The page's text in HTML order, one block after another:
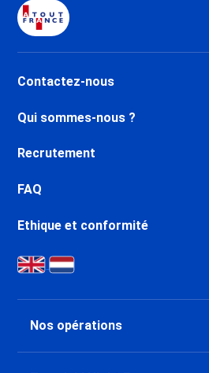
Dernière Minute Val
Dernière Minute Val
Termignon
Dernière Minute Val
Contactez-nous
Qui sommes-nous ?
Recrutement
FAQ
Ethique et conformité
Nos opérations